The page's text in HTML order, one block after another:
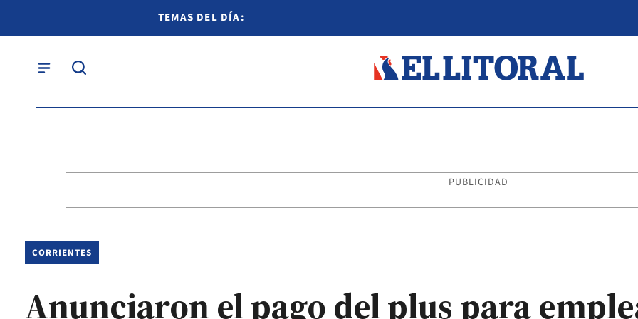
TEMAS DEL DÍA:
PUBLICIDAD
CORRIENTES
Anunciaron el pago del plus para